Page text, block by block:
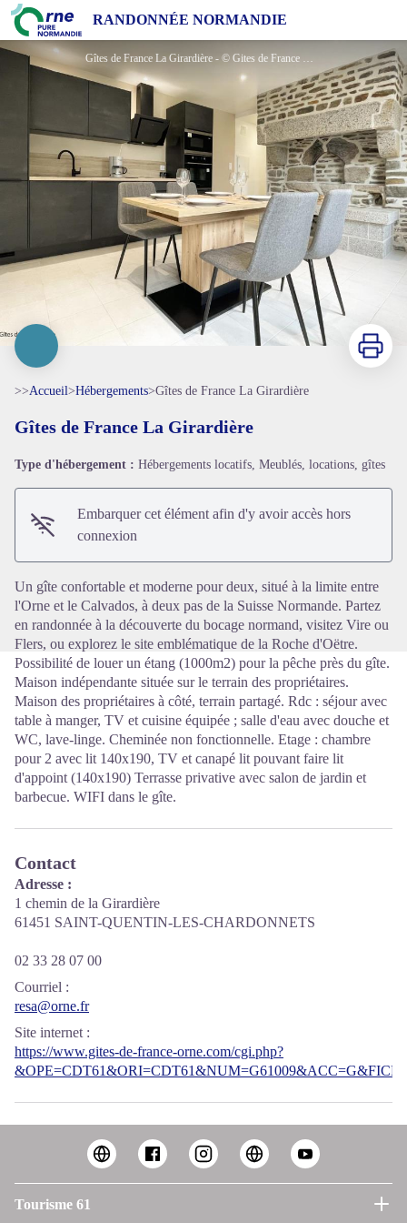
RANDONNÉE NORMANDIE
Gîtes de France La Girardière
Gîtes de France La Girardière - © Gites de France Orne
Voir l'image en plein écran
Imprimer
>>Accueil>Hébergements>Gîtes de France La Girardière
Gîtes de France La Girardière
Type d'hébergement : Hébergements locatifs, Meublés, locations, gîtes
Embarquer cet élément afin d'y avoir accès hors
connexion
Un gîte confortable et moderne pour deux, situé à la limite entre
l'Orne et le Calvados, à deux pas de la Suisse Normande. Partez
en randonnée à la découverte du bocage normand, visitez Vire ou
Flers, ou explorez le site emblématique de la Roche d'Oëtre.
Possibilité de louer un étang (1000m2) pour la pêche près du gîte.
Maison indépendante située sur le terrain des propriétaires.
Maison des propriétaires à côté, terrain partagé. Rdc : séjour avec
table à manger, TV et cuisine équipée ; salle d'eau avec douche et
WC, lave-linge. Cheminée non fonctionnelle. Etage : chambre
pour 2 avec lit 140x190, TV et canapé lit pouvant faire lit
d'appoint (140x190) Terrasse privative avec salon de jardin et
barbecue. WIFI dans le gîte.
Contact
Adresse :
1 chemin de la Girardière
61451 SAINT-QUENTIN-LES-CHARDONNETS
02 33 28 07 00
Courriel :
resa@orne.fr
Site internet :
https://www.gites-de-france-orne.com/cgi.php?
Tourisme 61